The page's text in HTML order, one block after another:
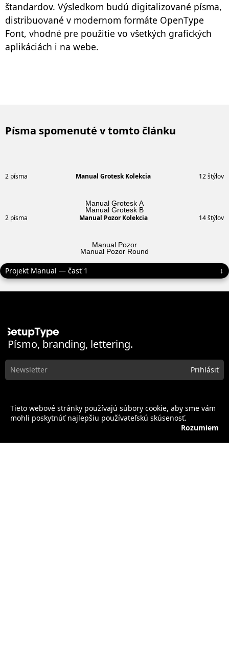
Tieto webové stránky používajú súbory cookie, aby sme vám
mohli poskytnúť najlepšiu používateľskú skúsenosť.
Rozumiem
štandardov. Výsledkom budú digitalizované písma,
distribuované v modernom formáte OpenType
Font, vhodné pre použitie vo všetkých grafických
aplikáciách i na webe.
Písma spomenuté v tomto článku
2 písma Manual Grotesk Kolekcia 12 štýlov
Manual Grotesk A
Manual Grotesk B
2 písma Manual Pozor Kolekcia 14 štýlov
Manual Pozor
Manual Pozor Round
Písmo, branding, lettering.
Portfólio
Projekty
Info
Služby
Licencie
Obchodné podmienky
Médiá